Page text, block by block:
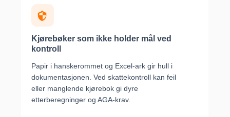
Kjørebøker som ikke holder mål ved
kontroll
Papir i hanskerommet og Excel-ark gir hull i
dokumentasjonen. Ved skattekontroll kan feil
eller manglende kjørebok gi dyre
etterberegninger og AGA-krav.